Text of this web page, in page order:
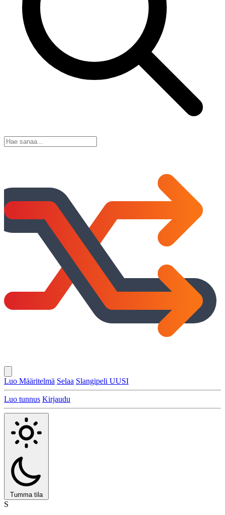
Luo Määritelmä Selaa Slangipeli UUSI
Luo tunnus Kirjaudu
Tumma tila
S